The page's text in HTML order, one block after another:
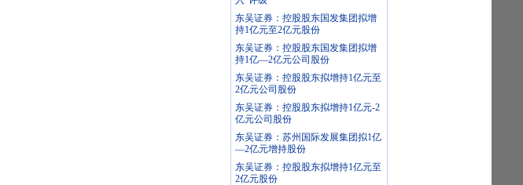
东吴证券：控股股东国发集团拟增
持1亿元至2亿元股份
东吴证券：控股股东国发集团拟增
持1亿—2亿元公司股份
东吴证券：控股股东拟增持1亿元至
2亿元公司股份
东吴证券：控股股东拟增持1亿元-2
亿元公司股份
东吴证券：苏州国际发展集团拟1亿
—2亿元增持股份
东吴证券：控股股东拟增持1亿元至
2亿元股份